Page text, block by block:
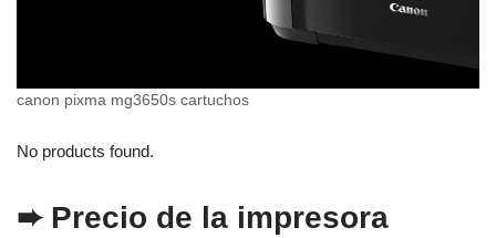
canon pixma mg3650s cartuchos
No products found.
➨ Precio de la impresora